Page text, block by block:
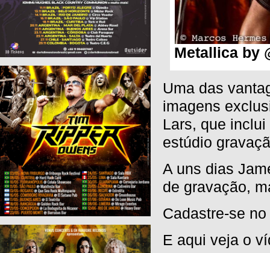
Metallica by
Uma das
imagens
Lars, que inclui
estúdio
A uns dias
de gravação,
Cadastre-se no
E aqui veja o